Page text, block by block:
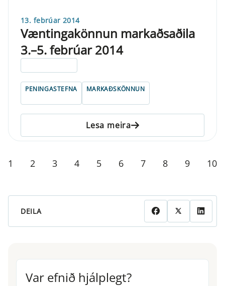
13. febrúar 2014
Væntingakönnun markaðsaðila
3.–5. febrúar 2014
PENINGASTEFNA MARKAÐSKÖNNUN
Lesa meira
1 2 3 4 5 6 7 8 9 10
DEILA
Var efnið hjálplegt?
Var efnið hjálplegt?